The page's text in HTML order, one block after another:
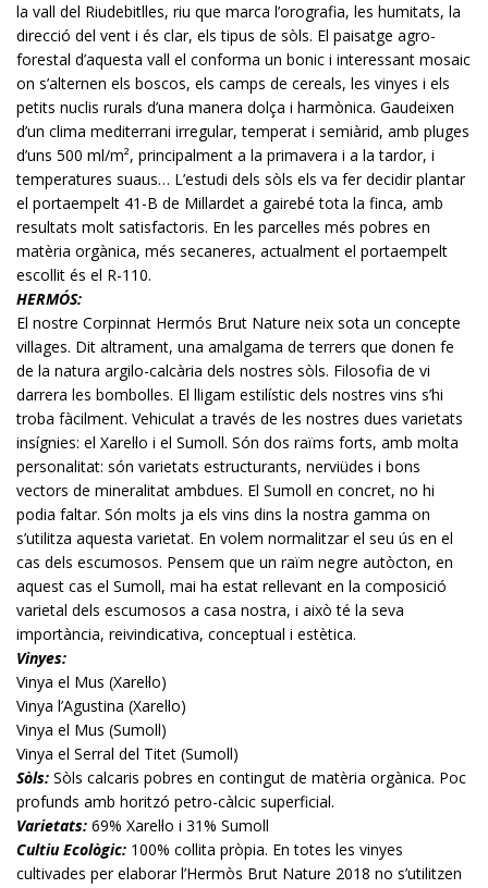
la vall del Riudebitlles, riu que marca l’orografia, les humitats, la
direcció del vent i és clar, els tipus de sòls. El paisatge agro-
forestal d’aquesta vall el conforma un bonic i interessant mosaic
on s’alternen els boscos, els camps de cereals, les vinyes i els
petits nuclis rurals d’una manera dolça i harmònica. Gaudeixen
d’un clima mediterrani irregular, temperat i semiàrid, amb pluges
d’uns 500 ml/m², principalment a la primavera i a la tardor, i
temperatures suaus… L’estudi dels sòls els va fer decidir plantar
el portaempelt 41-B de Millardet a gairebé tota la finca, amb
resultats molt satisfactoris. En les parcel·les més pobres en
matèria orgànica, més secaneres, actualment el portaempelt
escollit és el R-110.
HERMÓS:
El nostre Corpinnat Hermós Brut Nature neix sota un concepte
villages. Dit altrament, una amalgama de terrers que donen fe
de la natura argilo-calcària dels nostres sòls. Filosofia de vi
darrera les bombolles. El lligam estilístic dels nostres vins s’hi
troba fàcilment. Vehiculat a través de les nostres dues varietats
insígnies: el Xarel·lo i el Sumoll. Són dos raïms forts, amb molta
personalitat: són varietats estructurants, nerviüdes i bons
vectors de mineralitat ambdues. El Sumoll en concret, no hi
podia faltar. Són molts ja els vins dins la nostra gamma on
s’utilitza aquesta varietat. En volem normalitzar el seu ús en el
cas dels escumosos. Pensem que un raïm negre autòcton, en
aquest cas el Sumoll, mai ha estat rellevant en la composició
varietal dels escumosos a casa nostra, i això té la seva
importància, reivindicativa, conceptual i estètica.
Vinyes:
Vinya el Mus (Xarel·lo)
Vinya l’Agustina (Xarel·lo)
Vinya el Mus (Sumoll)
Vinya el Serral del Titet (Sumoll)
Sòls: Sòls calcaris pobres en contingut de matèria orgànica. Poc
profunds amb horitzó petro-càlcic superficial.
Varietats: 69% Xarel·lo i 31% Sumoll
Cultiu Ecològic: 100% collita pròpia. En totes les vinyes
cultivades per elaborar l’Hermòs Brut Nature 2018 no s’utilitzen